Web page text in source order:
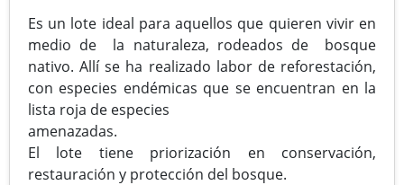
Es un lote ideal para aquellos que quieren vivir en
medio de la naturaleza, rodeados de bosque
nativo. Allí se ha realizado labor de reforestación,
con especies endémicas que se encuentran en la
lista roja de especies
amenazadas.
El lote tiene priorización en conservación,
restauración y protección del bosque.